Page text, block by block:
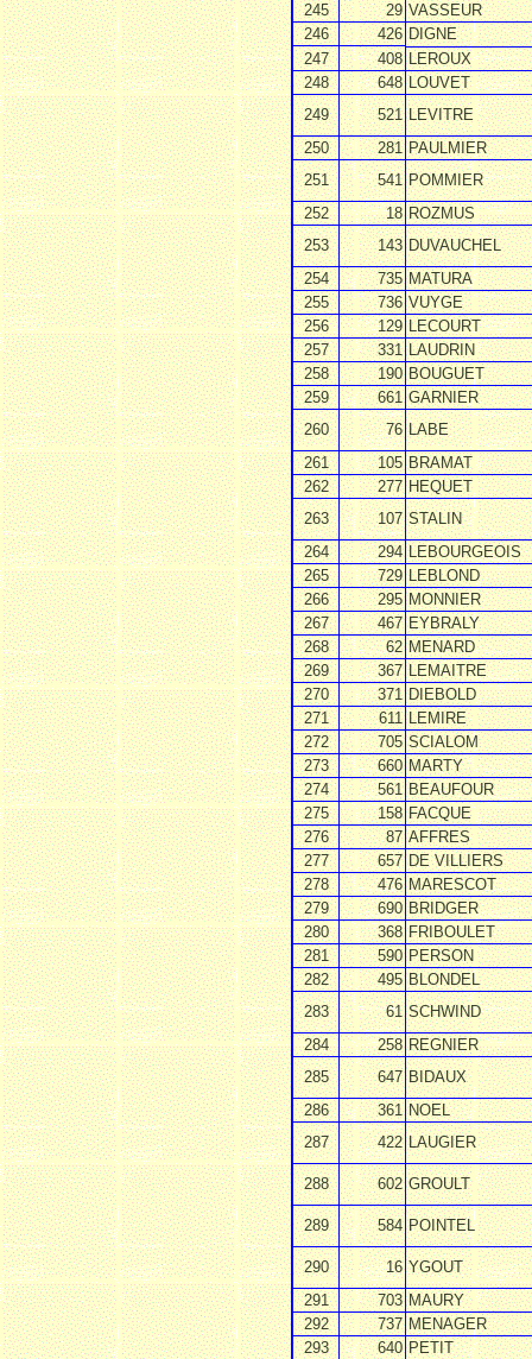
245
29 VASSEUR
246
426 DIGNE
247
408 LEROUX
248
648 LOUVET
249
521 LEVITRE
250
281 PAULMIER
251
541 POMMIER
252
18 ROZMUS
253
143 DUVAUCHEL
254
735 MATURA
255
736 VUYGE
256
129 LECOURT
257
331 LAUDRIN
258
190 BOUGUET
259
661 GARNIER
260
76 LABE
261
105 BRAMAT
262
277 HEQUET
263
107 STALIN
264
294 LEBOURGEOIS
265
729 LEBLOND
266
295 MONNIER
267
467 EYBRALY
268
62 MENARD
269
367 LEMAITRE
270
371 DIEBOLD
271
611 LEMIRE
272
705 SCIALOM
273
660 MARTY
274
561 BEAUFOUR
275
158 FACQUE
276
87 AFFRES
277
657 DE VILLIERS
278
476 MARESCOT
279
690 BRIDGER
280
368 FRIBOULET
281
590 PERSON
282
495 BLONDEL
283
61 SCHWIND
284
258 REGNIER
285
647 BIDAUX
286
361 NOEL
287
422 LAUGIER
288 602 GROULT
289 584 POINTEL
290 16 YGOUT
291
703 MAURY
292
737 MENAGER
293
640 PETIT